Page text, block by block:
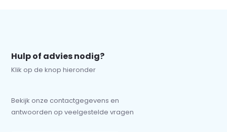
Hulp of advies nodig?
Klik op de knop hieronder
Bekijk onze contactgegevens en
antwoorden op veelgestelde vragen